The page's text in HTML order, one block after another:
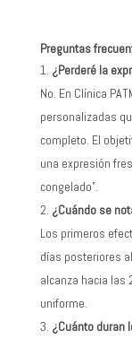
Preguntas
¿Perderé la
No. En Clínica
personalizadas
completo. El
una expresión
congelado”.
¿Cuándo se
Los primeros
días posteriores
alcanza hacia las
uniforme.
¿Cuánto duran